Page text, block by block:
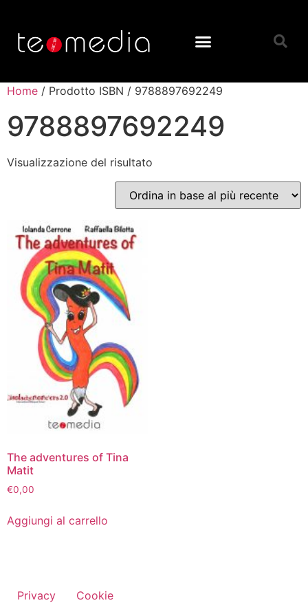
Home / Prodotto ISBN / 9788897692249
9788897692249
Visualizzazione del risultato
The adventures of Tina
Matit
€0,00
Aggiungi al carrello
Privacy Cookie